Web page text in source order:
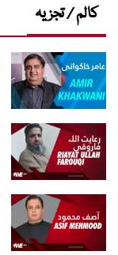
کالم / تجزیہ